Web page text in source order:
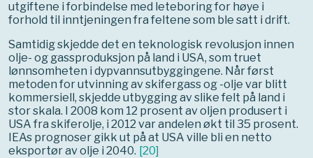
utgiftene i forbindelse med leteboring for høye i
forhold til inntjeningen fra feltene som ble satt i drift.
Samtidig skjedde det en teknologisk revolusjon innen
olje- og gassproduksjon på land i USA, som truet
lønnsomheten i dypvannsutbyggingene. Når først
metoden for utvinning av skifergass og -olje var blitt
kommersiell, skjedde utbygging av slike felt på land i
stor skala. I 2008 kom 12 prosent av oljen produsert i
USA fra skiferolje, i 2012 var andelen økt til 35 prosent.
IEAs prognoser gikk ut på at USA ville bli en netto
eksportør av olje i 2040. [20]